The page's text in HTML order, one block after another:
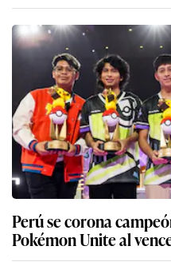
Perú se corona
Pokémon Unite al